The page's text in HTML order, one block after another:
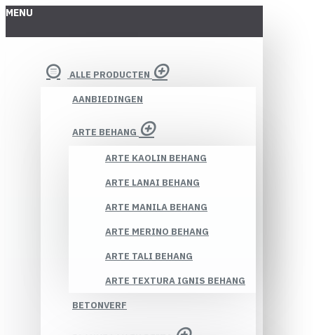
MENU
ALLE PRODUCTEN
AANBIEDINGEN
ARTE BEHANG
ARTE KAOLIN BEHANG
ARTE LANAI BEHANG
ARTE MANILA BEHANG
ARTE MERINO BEHANG
ARTE TALI BEHANG
ARTE TEXTURA IGNIS BEHANG
BETONVERF